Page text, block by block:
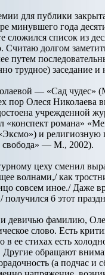
для публики
минувшего года
сложился список из
Считаю долгом
путем
трудное) заседание и
— «Сад чудес»
пор Олеся
учрежденной
«конспект романа»
и религиозную
свобода» — М., 2002).
цеху сменил
волнами,/ как
совсем иное./
б этот
девичью фамилию,
слово. Есть
ее стихах есть
обращают
(а подчас и